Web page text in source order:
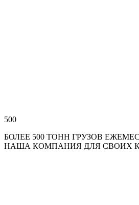
500
БОЛЕЕ 500 ТОНН ГРУЗОВ
НАША КОМПАНИЯ ДЛЯ СВОИХ